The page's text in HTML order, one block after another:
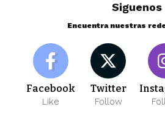
Siguenos
Encuentra nuestras
Facebook
Like
Twitter
Follow